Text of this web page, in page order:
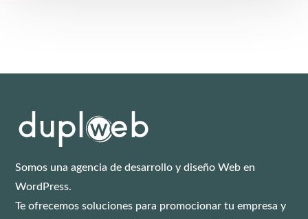
Somos una agencia de desarrollo y diseño Web en
WordPress.
Te ofrecemos soluciones para promocionar tu empresa y